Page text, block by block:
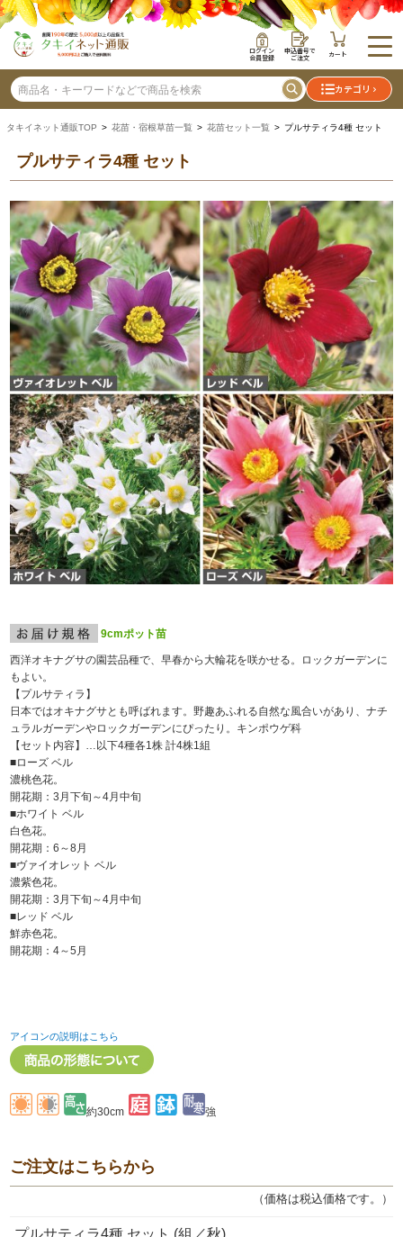
ログイン
会員登録
申込番号で
ご注文 カート
カテゴリ
タキイネット通販TOP > 花苗・宿根草苗一覧 > 花苗セット一覧 > プルサティラ4種 セット
プルサティラ4種 セット
9cmポット苗
西洋オキナグサの園芸品種で、早春から大輪花を咲かせる。ロックガーデンに
もよい。
【プルサティラ】
日本ではオキナグサとも呼ばれます。野趣あふれる自然な風合いがあり、ナチ
ュラルガーデンやロックガーデンにぴったり。キンポウゲ科
【セット内容】…以下4種各1株 計4株1組
■ローズ ベル
濃桃色花。
開花期：3月下旬～4月中旬
■ホワイト ベル
白色花。
開花期：6～8月
■ヴァイオレット ベル
濃紫色花。
開花期：3月下旬～4月中旬
■レッド ベル
鮮赤色花。
開花期：4～5月
アイコンの説明はこちら
約30cm 強
ご注文はこちらから
（価格は税込価格です。）
プルサティラ4種 セット (組／秋)